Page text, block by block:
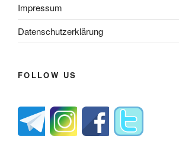
Impressum
Datenschutzerklärung
FOLLOW US